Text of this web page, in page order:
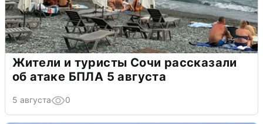
Жители и туристы Сочи рассказали
об атаке БПЛА 5 августа
5 августа 0